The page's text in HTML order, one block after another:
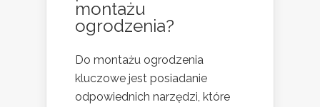
montażu
ogrodzenia?
Do montażu ogrodzenia
kluczowe jest posiadanie
odpowiednich narzędzi, które